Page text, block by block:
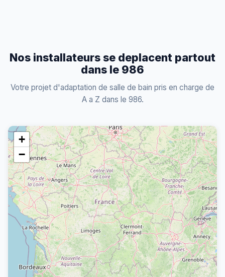
Nos installateurs se deplacent partout
dans le 986
Votre projet d'adaptation de salle de bain pris en charge de
A a Z dans le 986.
+
−